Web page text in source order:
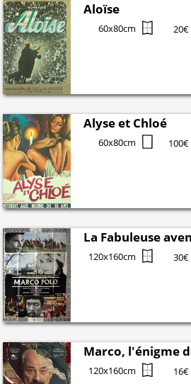
Aloïse
60x80cm 20€
Alyse et Chloé
60x80cm 100€
La Fabuleuse
120x160cm 30€
Marco, l'énigme
120x160cm 16€